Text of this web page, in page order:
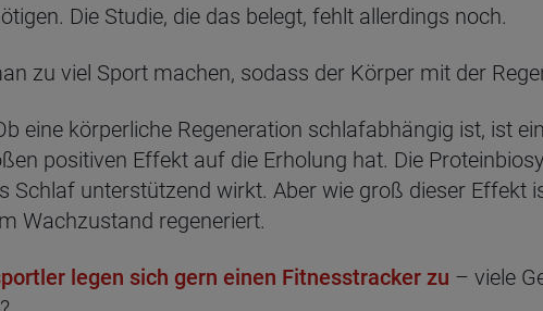
Die Studie, die das belegt, fehlt allerdings noch.
zu viel Sport machen, sodass der Körper mit der
eine körperliche Regeneration schlafabhängig ist, ist
positiven Effekt auf die Erholung hat. Die
Schlaf unterstützend wirkt. Aber wie groß dieser
Wachzustand regeneriert.
legen sich gern einen Fitnesstracker zu – viele